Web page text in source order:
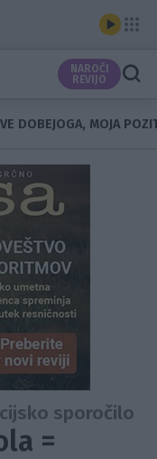
NAROČI
REVIJO
DOBEJOGA, MOJA
sporočilo
=